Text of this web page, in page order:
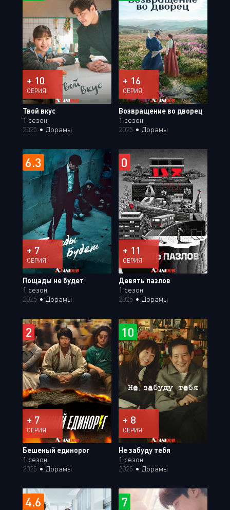
+ 10
СЕРИЯ
Твой вкус
1 сезон
2025 • Дорамы
+ 16
СЕРИЯ
Возвращение во дворец
1 сезон
2025 • Дорамы
6.3
+ 7
СЕРИЯ
Пощады не будет
1 сезон
2025 • Дорамы
0
+ 11
СЕРИЯ
Девять пазлов
1 сезон
2025 • Дорамы
2
+ 7
СЕРИЯ
Бешеный единорог
1 сезон
2025 • Дорамы
10
+ 8
СЕРИЯ
Не забуду тебя
1 сезон
2025 • Дорамы
4.6 7